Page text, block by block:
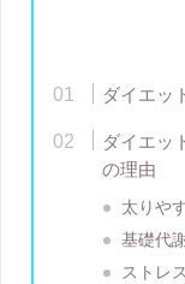
ダイエッ
ダイエッ
の理由
太りや
基礎代
ストレ